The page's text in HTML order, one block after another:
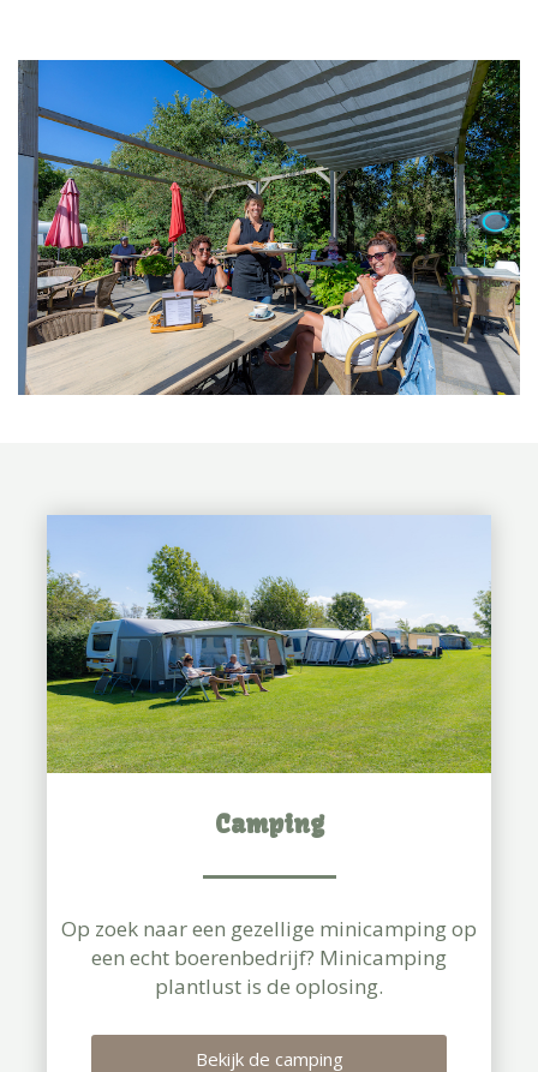
Camping
Op zoek naar een gezellige minicamping op
een echt boerenbedrijf? Minicamping
plantlust is de oplosing.
Bekijk de camping